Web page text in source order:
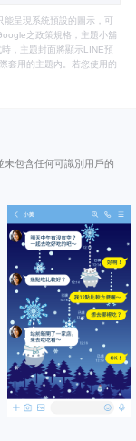
呈現系統預設的圖示，可
之政策規格，主題小舖
，主題封面將顯示LINE預
套用的主題內。若您使用的
包含任何可識別用戶的